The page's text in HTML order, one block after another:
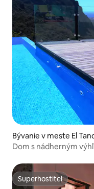
Bývanie v meste El
Dom s nádherným
Superhostiteľ
Superhostiteľ